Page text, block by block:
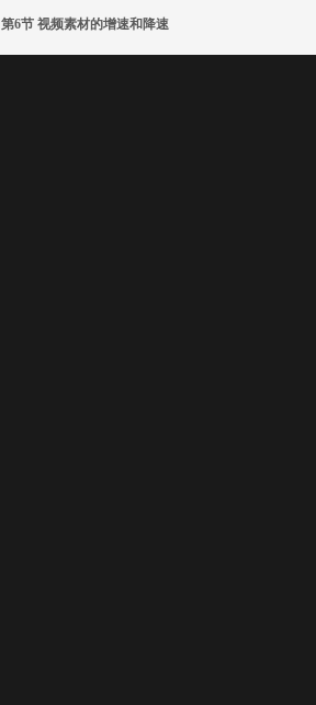
第6节 视频素材的增速和降速